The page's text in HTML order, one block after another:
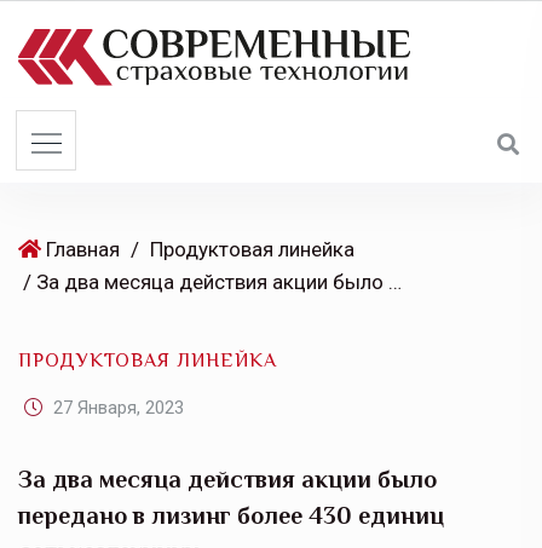
Главная / Продуктовая линейка
/ За два месяца действия акции было передано в лизинг более 430 единиц сельхозтехники
ПРОДУКТОВАЯ ЛИНЕЙКА
27 Января, 2023
За два месяца действия акции было
передано в лизинг более 430 единиц